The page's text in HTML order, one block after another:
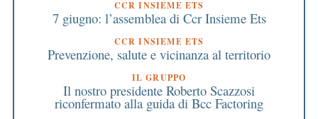
CCR INSIEME ETS
7 giugno: l’assemblea di Ccr Insieme Ets
CCR INSIEME ETS
Prevenzione, salute e vicinanza al territorio
IL GRUPPO
Il nostro presidente Roberto Scazzosi
riconfermato alla guida di Bcc Factoring